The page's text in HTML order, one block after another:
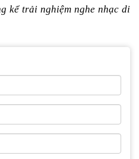
kể trải nghiệm nghe nhạc di